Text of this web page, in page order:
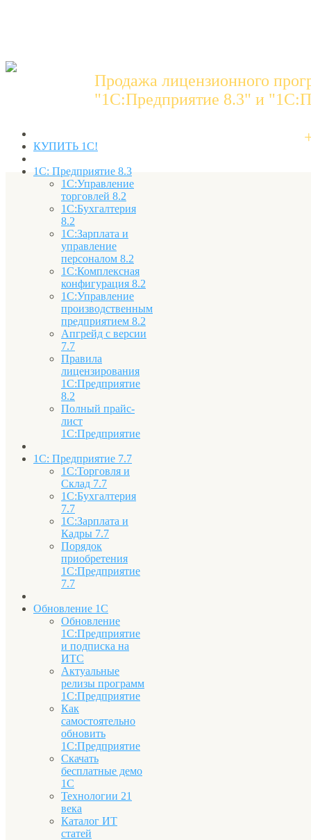
Продажа лицензионного
"1C:Предприятие 8.3" и
КУПИТЬ 1С!
1С: Предприятие 8.3
1С:Управление
торговлей 8.2
1С:Бухгалтерия
8.2
1С:Зарплата и
управление
персоналом 8.2
1С:Комплексная
конфигурация 8.2
1С:Управление
производственным
предприятием 8.2
Апгрейд с версии
7.7
Правила
лицензирования
1С:Предприятие
8.2
Полный прайс-
лист
1С:Предприятие
1С: Предприятие 7.7
1С:Торговля и
Склад 7.7
1С:Бухгалтерия
7.7
1С:Зарплата и
Кадры 7.7
Порядок
приобретения
1С:Предприятие
7.7
Обновление 1С
Обновление
1С:Предприятие
и подписка на
ИТС
Актуальные
релизы программ
1С:Предприятие
Как
самостоятельно
обновить
1С:Предприятие
Скачать
бесплатные демо
1С
Технологии 21
века
Каталог ИТ
статей